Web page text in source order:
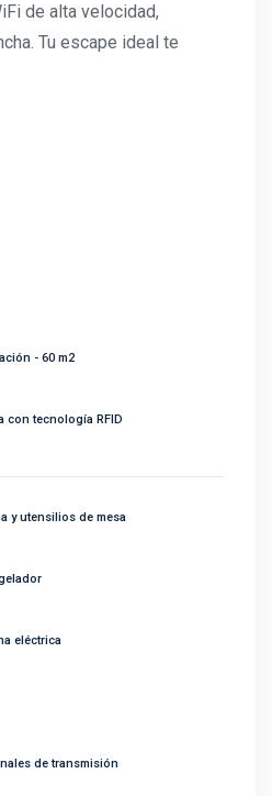
de alta velocidad,
Tu escape ideal te
- 60 m2
con tecnología RFID
y utensilios de mesa
eléctrica
de transmisión